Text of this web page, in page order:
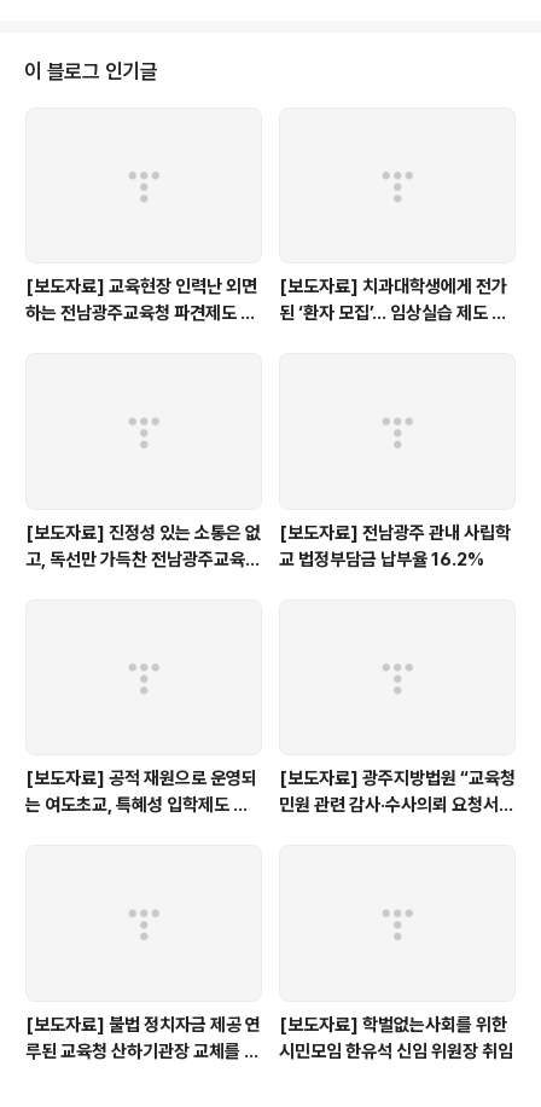
상 열려 있으니 언제든 오세요 AM09:00~) 동구 갈마로
6 (하나치과 2층) ( 문의 070.8234.1319 )
이 블로그 인기글
[보도자료] 교육현장 인력난 외면
하는 전남광주교육청 파견제도 재
[보도자료] 치과대학생에게 전가
된 ‘환자 모집’… 임상실습 제도 개
[보도자료] 진정성 있는 소통은 없
고, 독선만 가득찬 전남광주교육감
[보도자료] 전남광주 관내 사립학
교 법정부담금 납부율 16.2%
[보도자료] 공적 재원으로 운영되
는 여도초교, 특혜성 입학제도 즉
[보도자료] 광주지방법원 “교육청
민원 관련 감사·수사의뢰 요청서,
[보도자료] 불법 정치자금 제공 연
루된 교육청 산하기관장 교체를 촉
[보도자료] 학벌없는사회를 위한
시민모임 한유석 신임 위원장 취임